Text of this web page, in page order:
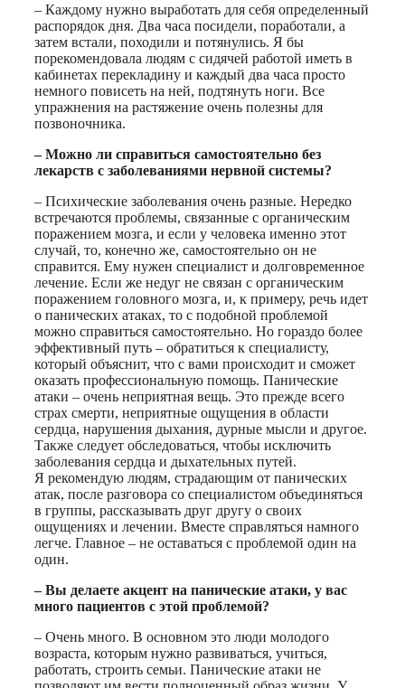
– Каждому нужно выработать для себя определенный
распорядок дня. Два часа посидели, поработали, а
затем встали, походили и потянулись. Я бы
порекомендовала людям с сидячей работой иметь в
кабинетах перекладину и каждый два часа просто
немного повисеть на ней, подтянуть ноги. Все
упражнения на растяжение очень полезны для
позвоночника.
– Можно ли справиться самостоятельно без
лекарств с заболеваниями нервной системы?
– Психические заболевания очень разные. Нередко
встречаются проблемы, связанные с органическим
поражением мозга, и если у человека именно этот
случай, то, конечно же, самостоятельно он не
справится. Ему нужен специалист и долговременное
лечение. Если же недуг не связан с органическим
поражением головного мозга, и, к примеру, речь идет
о панических атаках, то с подобной проблемой
можно справиться самостоятельно. Но гораздо более
эффективный путь – обратиться к специалисту,
который объяснит, что с вами происходит и сможет
оказать профессиональную помощь. Панические
атаки – очень неприятная вещь. Это прежде всего
страх смерти, неприятные ощущения в области
сердца, нарушения дыхания, дурные мысли и другое.
Также следует обследоваться, чтобы исключить
заболевания сердца и дыхательных путей.
Я рекомендую людям, страдающим от панических
атак, после разговора со специалистом объединяться
в группы, рассказывать друг другу о своих
ощущениях и лечении. Вместе справляться намного
легче. Главное – не оставаться с проблемой один на
один.
– Вы делаете акцент на панические атаки, у вас
много пациентов с этой проблемой?
– Очень много. В основном это люди молодого
возраста, которым нужно развиваться, учиться,
работать, строить семьи. Панические атаки не